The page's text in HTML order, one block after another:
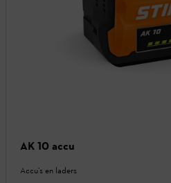
AK 10 accu
Accu’s en laders